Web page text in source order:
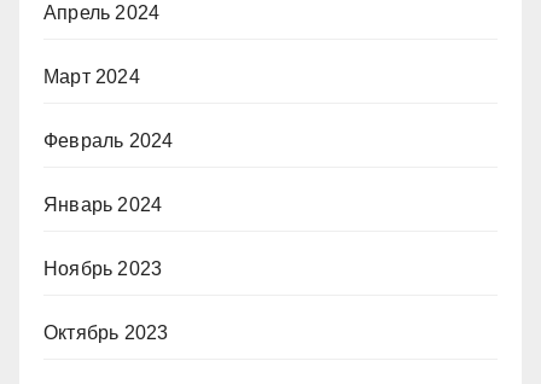
Апрель 2024
Март 2024
Февраль 2024
Январь 2024
Ноябрь 2023
Октябрь 2023